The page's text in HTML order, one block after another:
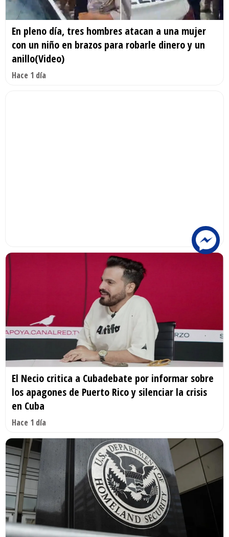
En pleno día, tres hombres atacan a una mujer
con un niño en brazos para robarle dinero y un
anillo(Video)
Hace 1 día
El Necio critica a Cubadebate por informar sobre
los apagones de Puerto Rico y silenciar la crisis
en Cuba
Hace 1 día